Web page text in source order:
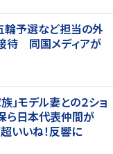
輪予選など担当の外
待 同国メディアが
」モデル妻との２ショ
日本代表仲間が
いいね！反響に